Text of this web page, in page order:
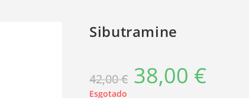
Sibutramine
42,00€
O
preço
original
38,00 €
Esgotado